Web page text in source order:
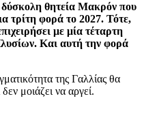
δύσκολη θητεία Μακρόν που
τρίτη φορά το 2027. Τότε,
με μία τέταρτη
Και αυτή την φορά
της Γαλλίας θα
μοιάζει να αργεί.